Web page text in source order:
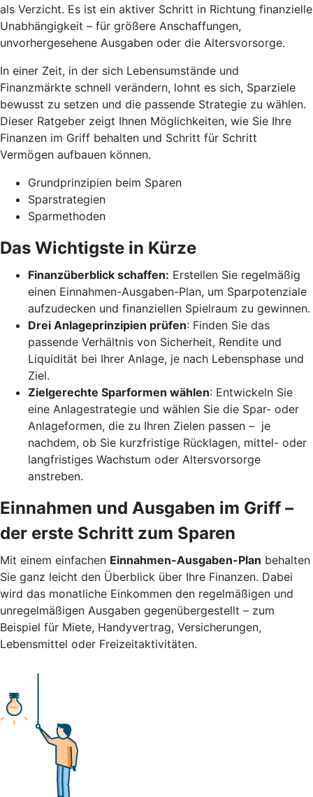
als Verzicht. Es ist ein aktiver Schritt in Richtung finanzielle
Unabhängigkeit – für größere Anschaffungen,
unvorhergesehene Ausgaben oder die Altersvorsorge.
In einer Zeit, in der sich Lebensumstände und
Finanzmärkte schnell verändern, lohnt es sich, Sparziele
bewusst zu setzen und die passende Strategie zu wählen.
Dieser Ratgeber zeigt Ihnen Möglichkeiten, wie Sie Ihre
Finanzen im Griff behalten und Schritt für Schritt
Vermögen aufbauen können.
Grundprinzipien beim Sparen
Sparstrategien
Sparmethoden
Das Wichtigste in Kürze
Finanzüberblick schaffen: Erstellen Sie regelmäßig
einen Einnahmen-Ausgaben-Plan, um Sparpotenziale
aufzudecken und finanziellen Spielraum zu gewinnen.
Drei Anlageprinzipien prüfen: Finden Sie das
passende Verhältnis von Sicherheit, Rendite und
Liquidität bei Ihrer Anlage, je nach Lebensphase und
Ziel.
Zielgerechte Sparformen wählen: Entwickeln Sie
eine Anlagestrategie und wählen Sie die Spar- oder
Anlageformen, die zu Ihren Zielen passen – je
nachdem, ob Sie kurzfristige Rücklagen, mittel- oder
langfristiges Wachstum oder Altersvorsorge
anstreben.
Einnahmen und Ausgaben im Griff –
der erste Schritt zum Sparen
Mit einem einfachen Einnahmen-Ausgaben-Plan behalten
Sie ganz leicht den Überblick über Ihre Finanzen. Dabei
wird das monatliche Einkommen den regelmäßigen und
unregelmäßigen Ausgaben gegenübergestellt – zum
Beispiel für Miete, Handyvertrag, Versicherungen,
Lebensmittel oder Freizeitaktivitäten.